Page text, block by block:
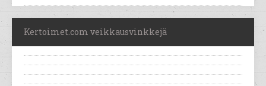
Kertoimet.com veikkausvinkkejä